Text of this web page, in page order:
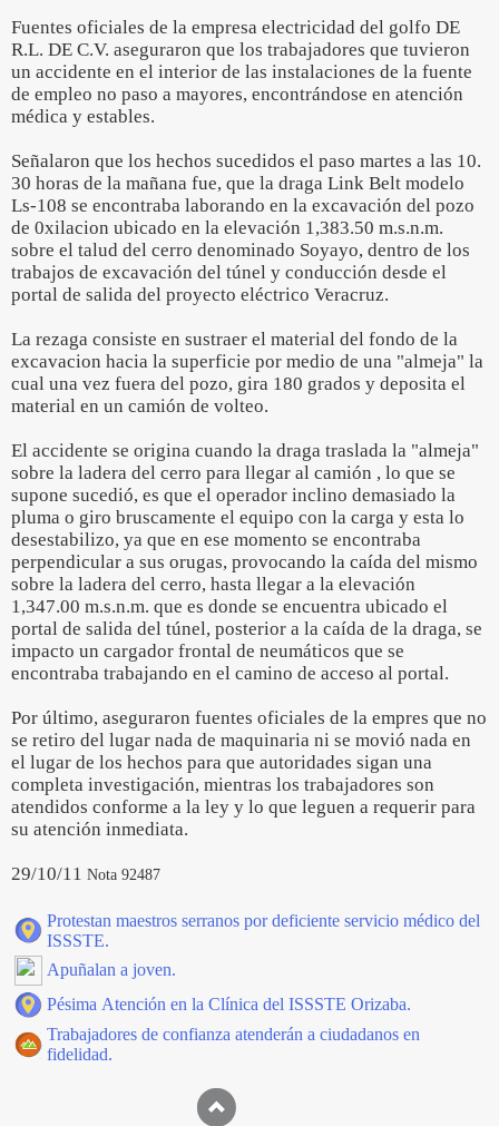
Fuentes oficiales de la empresa electricidad del golfo DE
R.L. DE C.V. aseguraron que los trabajadores que tuvieron
un accidente en el interior de las instalaciones de la fuente
de empleo no paso a mayores, encontrándose en atención
médica y estables.
Señalaron que los hechos sucedidos el paso martes a las 10.
30 horas de la mañana fue, que la draga Link Belt modelo
Ls-108 se encontraba laborando en la excavación del pozo
de 0xilacion ubicado en la elevación 1,383.50 m.s.n.m.
sobre el talud del cerro denominado Soyayo, dentro de los
trabajos de excavación del túnel y conducción desde el
portal de salida del proyecto eléctrico Veracruz.
La rezaga consiste en sustraer el material del fondo de la
excavacion hacia la superficie por medio de una "almeja" la
cual una vez fuera del pozo, gira 180 grados y deposita el
material en un camión de volteo.
El accidente se origina cuando la draga traslada la "almeja"
sobre la ladera del cerro para llegar al camión , lo que se
supone sucedió, es que el operador inclino demasiado la
pluma o giro bruscamente el equipo con la carga y esta lo
desestabilizo, ya que en ese momento se encontraba
perpendicular a sus orugas, provocando la caída del mismo
sobre la ladera del cerro, hasta llegar a la elevación
1,347.00 m.s.n.m. que es donde se encuentra ubicado el
portal de salida del túnel, posterior a la caída de la draga, se
impacto un cargador frontal de neumáticos que se
encontraba trabajando en el camino de acceso al portal.
Por último, aseguraron fuentes oficiales de la empres que no
se retiro del lugar nada de maquinaria ni se movió nada en
el lugar de los hechos para que autoridades sigan una
completa investigación, mientras los trabajadores son
atendidos conforme a la ley y lo que leguen a requerir para
su atención inmediata.
29/10/11 Nota 92487
Protestan maestros serranos por deficiente servicio médico del
ISSSTE.
Apuñalan a joven.
Pésima Atención en la Clínica del ISSSTE Orizaba.
Trabajadores de confianza atenderán a ciudadanos en
fidelidad.